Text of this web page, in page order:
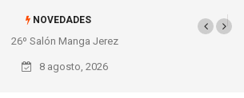
NOVEDADES
SNES Pixel Book para
los amantes de lo retro
8 agosto, 2026